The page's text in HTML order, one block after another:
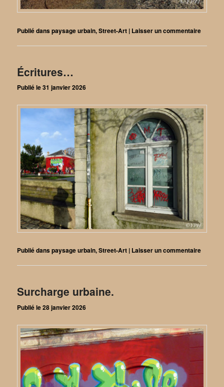
Publié danspaysage urbain,Street-Art | Laisser un commentaire
Écritures…
Publié le31 janvier 2026
Publié danspaysage urbain,Street-Art | Laisser un commentaire
Surcharge urbaine.
Publié le28 janvier 2026